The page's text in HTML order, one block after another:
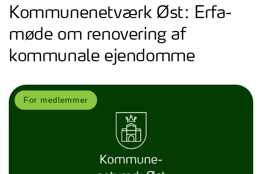
Kommunenetværk Øst: Erfa-
møde om renovering af
kommunale ejendomme
For medlemmer